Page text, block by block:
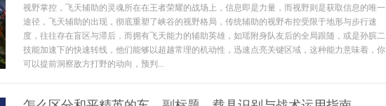
视野掌控，飞天辅助的灵魂所在在王者荣耀的战场上，信息即是力量，而视野则是获取信息的唯一
途径，飞天辅助的出现，彻底重塑了峡谷的视野格局，传统辅助的视野布控受限于地形与步行速
度，往往存在盲区与滞后，而拥有飞天能力的辅助英雄，如瑶附身队友后的全局跟随，或是孙膑二
技能加速下的快速转线，他们能够以超越常理的机动性，迅速点亮关键区域，这种能力意味着，你
可以提前洞察敌方打野的动向，预判...